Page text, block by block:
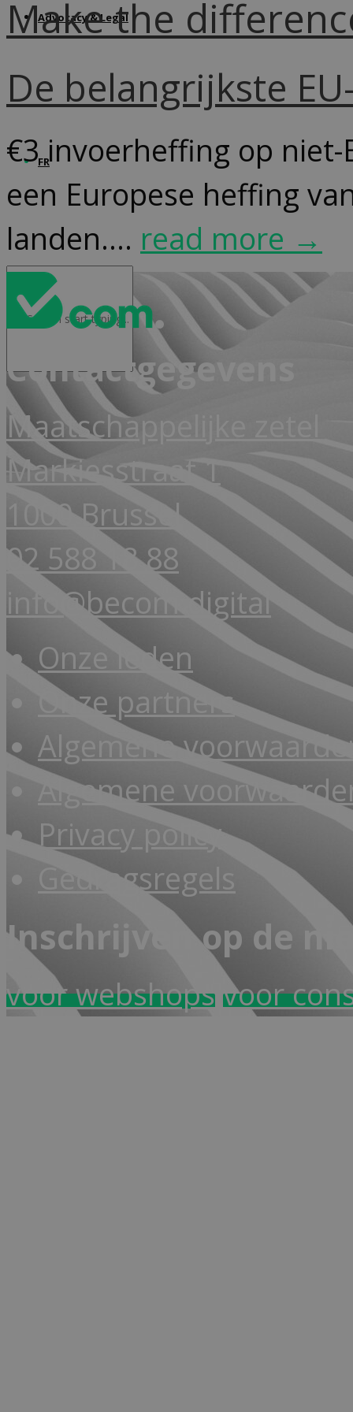
Advocacy & Legal
FR
Make the
De belangrijkste
€3 invoerheffing op niet-
een Europese heffing
landen.... read more →
Contactgegevens
Maatschappelijke zetel
Markiesstraat 1
1000 Brussel
02 588 18 88
info@becom.digital
Onze leden
Onze partners
Algemene
Algemene
Privacy policy
Gedragsregels
Inschrijven op de
voor webshopsvoor